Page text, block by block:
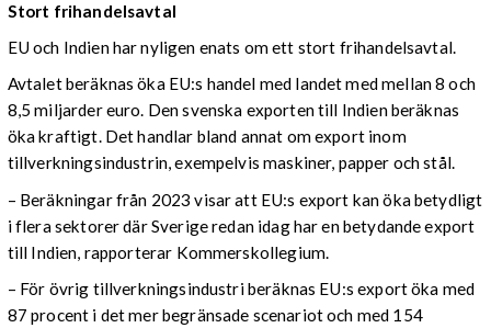
Stort frihandelsavtal
EU och Indien har nyligen enats om ett stort frihandelsavtal.
Avtalet beräknas öka EU:s handel med landet med mellan 8 och
8,5 miljarder euro. Den svenska exporten till Indien beräknas
öka kraftigt. Det handlar bland annat om export inom
tillverkningsindustrin, exempelvis maskiner, papper och stål.
– Beräkningar från 2023 visar att EU:s export kan öka betydligt
i flera sektorer där Sverige redan idag har en betydande export
till Indien, rapporterar Kommerskollegium.
– För övrig tillverkningsindustri beräknas EU:s export öka med
87 procent i det mer begränsade scenariot och med 154